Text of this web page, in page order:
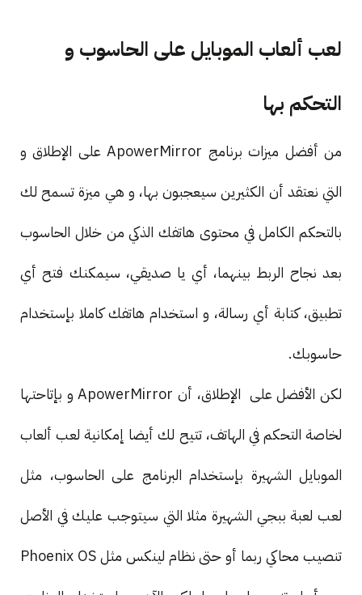
لعب ألعاب الموبايل على الحاسوب و
التحكم بها
من أفضل ميزات برنامج ApowerMirror على الإطلاق و
التي نعتقد أن الكثيرين سيعجبون بها، و هي ميزة تسمح لك
بالتحكم الكامل في محتوى هاتفك الذكي من خلال الحاسوب
بعد نجاح الربط بينهما، أي يا صديقي، سيمكنك فتح أي
تطبيق، كتابة أي رسالة، و استخدام هاتفك كاملا بإستخدام
حاسوبك.
لكن الأفضل على الإطلاق، أن ApowerMirror و بإتاحتها
لخاصة التحكم في الهاتف، تتيح لك أيضا إمكانية لعب ألعاب
الموبايل الشهيرة بإستخدام البرنامج على الحاسوب، مثل
لعب لعبة ببجي الشهيرة مثلا التي سيتوجب عليك في الأصل
تنصيب محاكي ربما أو حتى نظام لينكس مثل Phoenix OS